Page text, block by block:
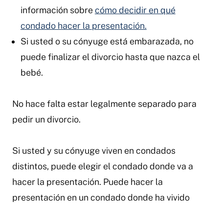
información sobrecómo decidir en qué
condado hacer la presentación.
Si usted o su cónyuge está embarazada, no
puede finalizar el divorcio hasta que nazca el
bebé.
No hace falta estar legalmente separado para
pedir un divorcio.
Si usted y su cónyuge viven en condados
distintos, puede elegir el condado donde va a
hacer la presentación. Puede hacer la
presentación en un condado donde ha vivido